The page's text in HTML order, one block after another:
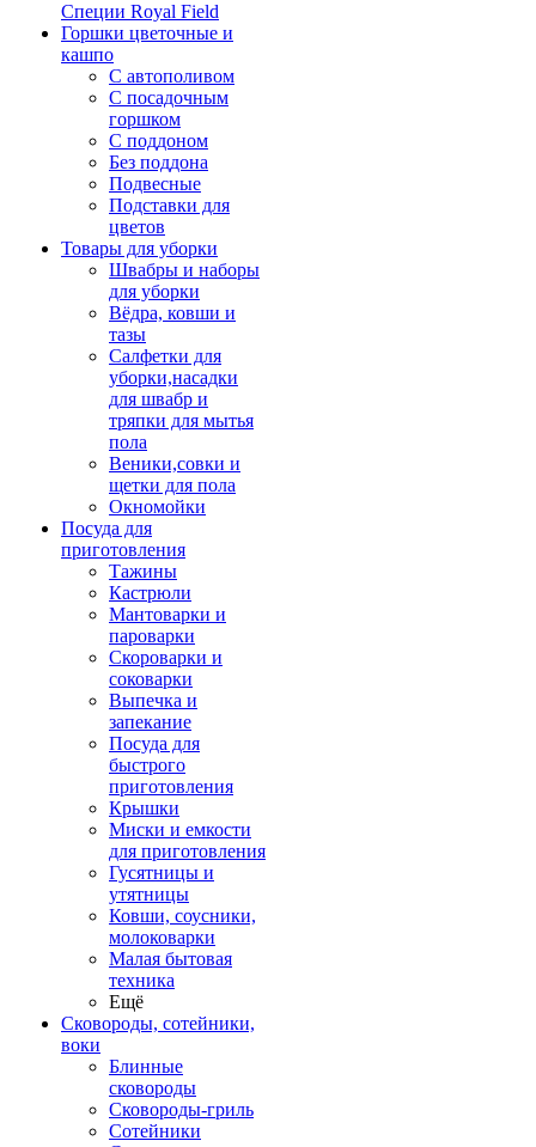
Специи Royal Field
Горшки цветочные и
кашпо
С автополивом
С посадочным
горшком
С поддоном
Без поддона
Подвесные
Подставки для
цветов
Товары для уборки
Швабры и наборы
для уборки
Вёдра, ковши и
тазы
Салфетки для
уборки,насадки
для швабр и
тряпки для мытья
пола
Веники,совки и
щетки для пола
Окномойки
Посуда для
приготовления
Тажины
Кастрюли
Мантоварки и
пароварки
Скороварки и
соковарки
Выпечка и
запекание
Посуда для
быстрого
приготовления
Крышки
Миски и емкости
для приготовления
Гусятницы и
утятницы
Ковши, соусники,
молоковарки
Малая бытовая
техника
Ещё
Сковороды, сотейники,
воки
Блинные
сковороды
Сковороды-гриль
Сотейники